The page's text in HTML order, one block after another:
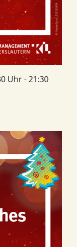
Uhr-21:30